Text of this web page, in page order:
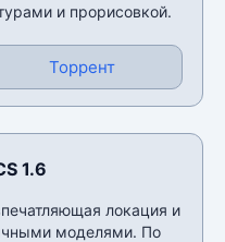
и прорисовкой.
Торрент
1.6
локация и
моделями. По